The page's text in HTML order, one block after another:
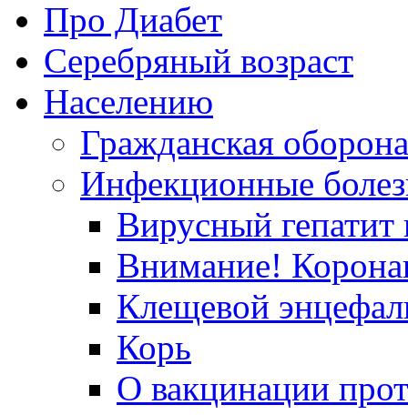
Про Диабет
Серебряный возраст
Населению
Гражданская оборона
Инфекционные
Вирусный гепатит
Внимание!
Клещевой
Корь
О вакцинации